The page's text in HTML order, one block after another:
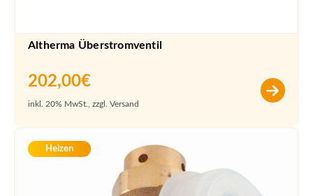
Altherma Überstromventil
202,00€
inkl. 20% MwSt., zzgl. Versand
Heizen